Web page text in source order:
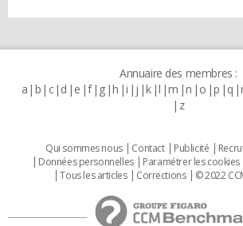
Annuaire des membres :
a b c d e f g h i j k l m n o p q
z
Qui sommes nous Contact Publicité
Données personnelles
Paramétrer les cookies
Tous les articles
Corrections © 2022